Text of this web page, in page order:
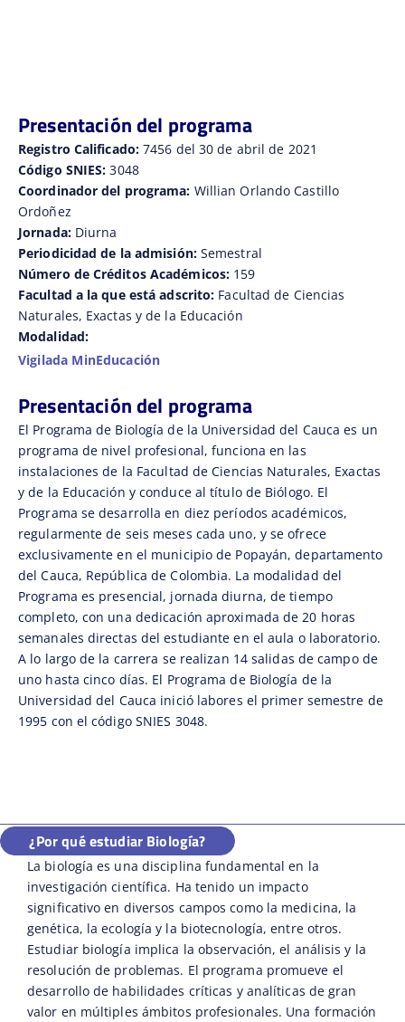
Presentación del programa
Registro Calificado: 7456 del 30 de abril de 2021
Código SNIES: 3048
Coordinador del programa: Willian Orlando Castillo
Ordoñez
Jornada:Diurna
Periodicidad de la admisión:Semestral
Número de Créditos Académicos: 159
Facultad a la que está adscrito: Facultad de Ciencias
Naturales, Exactas y de la Educación
Modalidad:
Vigilada MinEducación
Presentación del programa
El Programa de Biología de la Universidad del Cauca es un
programa de nivel profesional, funciona en las
instalaciones de la Facultad de Ciencias Naturales, Exactas
y de la Educación y conduce al título de Biólogo. El
Programa se desarrolla en diez períodos académicos,
regularmente de seis meses cada uno, y se ofrece
exclusivamente en el municipio de Popayán, departamento
del Cauca, República de Colombia. La modalidad del
Programa es presencial, jornada diurna, de tiempo
completo, con una dedicación aproximada de 20 horas
semanales directas del estudiante en el aula o laboratorio.
A lo largo de la carrera se realizan 14 salidas de campo de
uno hasta cinco días. El Programa de Biología de la
Universidad del Cauca inició labores el primer semestre de
1995 con el código SNIES 3048.
¿Por qué estudiar Biología?
La biología es una disciplina fundamental en la
investigación científica. Ha tenido un impacto
significativo en diversos campos como la medicina, la
genética, la ecología y la biotecnología, entre otros.
Estudiar biología implica la observación, el análisis y la
resolución de problemas. El programa promueve el
desarrollo de habilidades críticas y analíticas de gran
valor en múltiples ámbitos profesionales. Una formación